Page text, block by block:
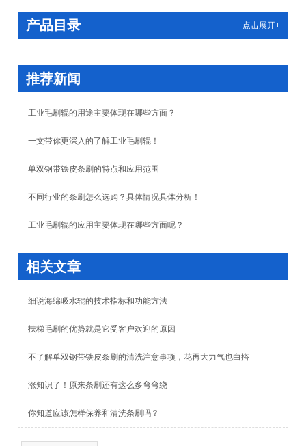
产品目录 点击展开+
推荐新闻
工业毛刷辊的用途主要体现在哪些方面？
一文带你更深入的了解工业毛刷辊！
单双钢带铁皮条刷的特点和应用范围
不同行业的条刷怎么选购？具体情况具体分析！
工业毛刷辊的应用主要体现在哪些方面呢？
相关文章
细说海绵吸水辊的技术指标和功能方法
扶梯毛刷的优势就是它受客户欢迎的原因
不了解单双钢带铁皮条刷的清洗注意事项，花再大力气也白搭
涨知识了！原来条刷还有这么多弯弯绕
你知道应该怎样保养和清洗条刷吗？